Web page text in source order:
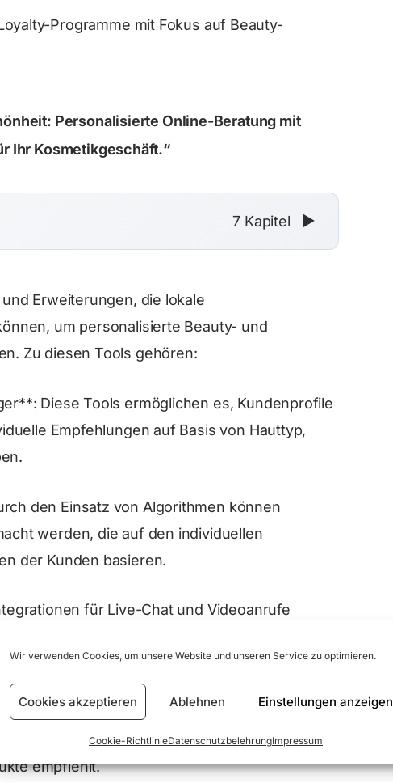
Wir verwenden Cookies, um unsere Website und unseren Service zu optimieren.
Cookies akzeptieren Ablehnen Einstellungen anzeigen
Cookie-RichtlinieDatenschutzbelehrungImpressum
Programme mit Fokus auf Beauty-
Personalisierte Online-Beratung mit
Ihr Kosmetikgeschäft.“
7 Kapitel ▼
Erweiterungen, die lokale
um personalisierte Beauty- und
Zu diesen Tools gehören:
Diese Tools ermöglichen es, Kundenprofile
Empfehlungen auf Basis von Hauttyp,
den Einsatz von Algorithmen können
werden, die auf den individuellen
der Kunden basieren.
für Live-Chat und Videoanrufe
mit Kunden zu kommunizieren und eine
Durch maßgeschneiderte Fragebögen und
Hautpflegebedürfnisse eingeben,
empfiehlt.